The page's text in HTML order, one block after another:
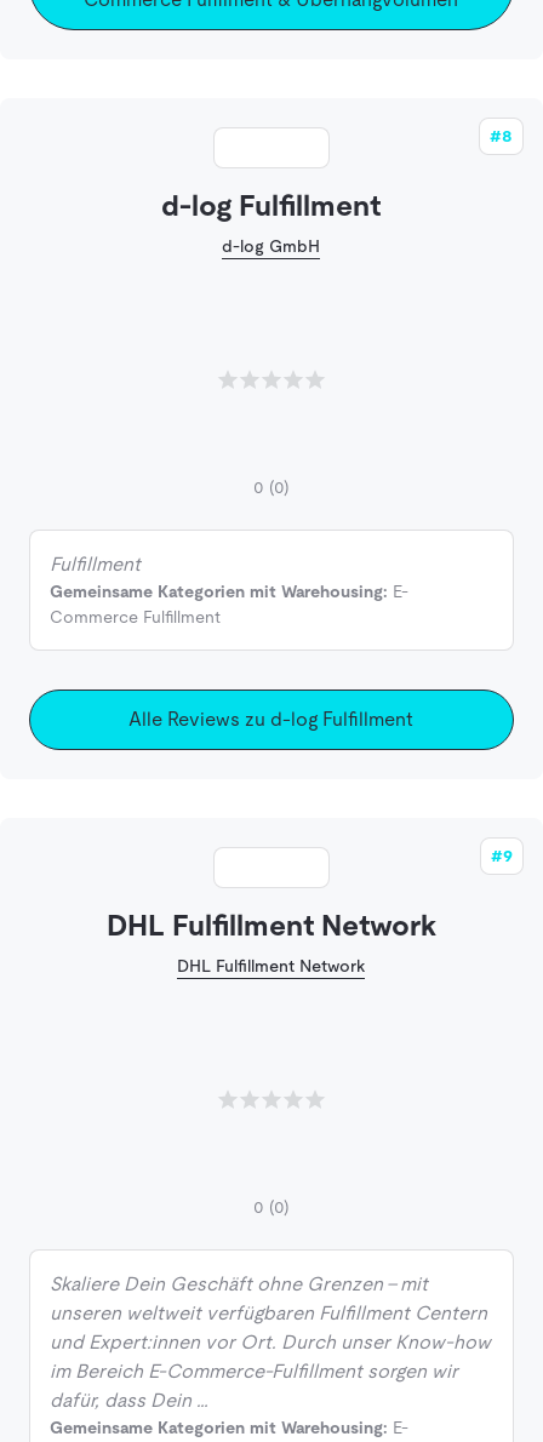
#8
d-log Fulfillment
d-log GmbH
0 (0)
Fulfillment
Gemeinsame Kategorien mit Warehousing: E-
Commerce Fulfillment
Alle Reviews zu d-log Fulfillment
#9
DHL Fulfillment Network
DHL Fulfillment Network
0 (0)
Skaliere Dein Geschäft ohne Grenzen – mit
unseren weltweit verfügbaren Fulfillment Centern
und Expert:innen vor Ort. Durch unser Know-how
im Bereich E-Commerce-Fulfillment sorgen wir
dafür, dass Dein …
Gemeinsame Kategorien mit Warehousing: E-